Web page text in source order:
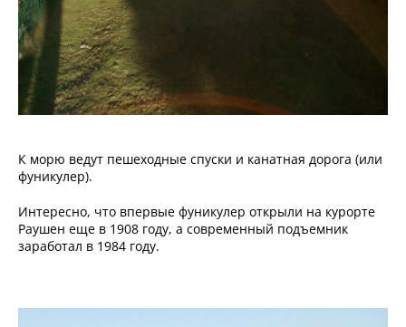
К морю ведут пешеходные спуски и канатная дорога (или
фуникулер).
Интересно, что впервые фуникулер открыли на курорте
Раушен еще в 1908 году, а современный подъемник
заработал в 1984 году.